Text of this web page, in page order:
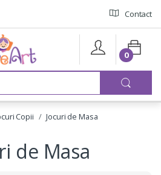
Contact
0
Copii Jocuri de Masa
de Masa